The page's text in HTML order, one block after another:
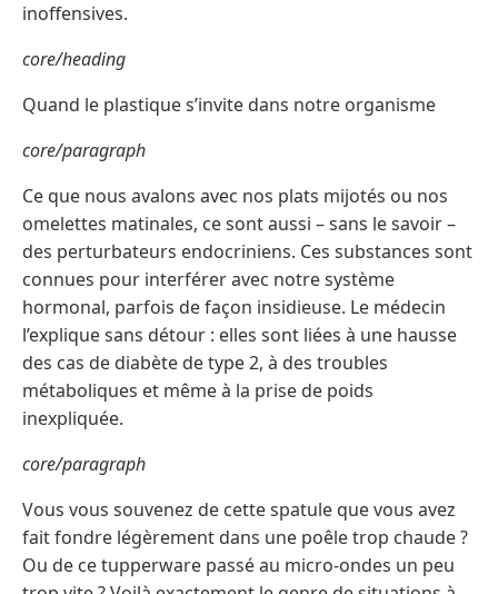
inoffensives.
core/heading
Quand le plastique s’invite dans notre organisme
core/paragraph
Ce que nous avalons avec nos plats mijotés ou nos
omelettes matinales, ce sont aussi – sans le savoir –
des perturbateurs endocriniens. Ces substances sont
connues pour interférer avec notre système
hormonal, parfois de façon insidieuse. Le médecin
l’explique sans détour : elles sont liées à une hausse
des cas de diabète de type 2, à des troubles
métaboliques et même à la prise de poids
inexpliquée.
core/paragraph
Vous vous souvenez de cette spatule que vous avez
fait fondre légèrement dans une poêle trop chaude ?
Ou de ce tupperware passé au micro-ondes un peu